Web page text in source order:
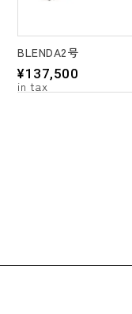
BLENDA2号
¥137,500